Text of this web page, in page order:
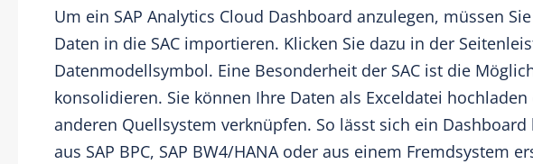
Um ein SAP Analytics Cloud Dashboard anzulegen, müssen
Daten in die SAC importieren. Klicken Sie dazu in der
Datenmodellsymbol. Eine Besonderheit der SAC ist die
konsolidieren. Sie können Ihre Daten als Exceldatei
anderen Quellsystem verknüpfen. So lässt sich ein
aus SAP BPC, SAP BW4/HANA oder aus einem Fremdsystem